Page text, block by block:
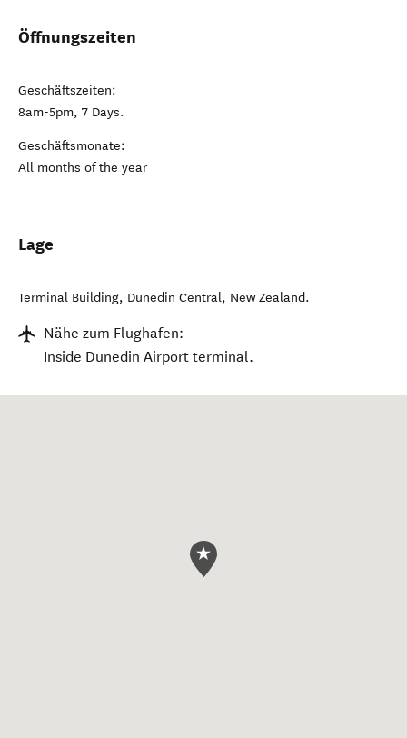
Öffnungszeiten
Geschäftszeiten:
8am-5pm, 7 Days.
Geschäftsmonate:
All months of the year
Lage
Terminal Building, Dunedin Central, New Zealand.
Nähe zum Flughafen:
Inside Dunedin Airport terminal.